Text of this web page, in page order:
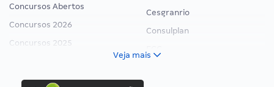
Concursos Abertos
Concursos 2026
Concursos 2025
Concurso Ibama
Cesgranrio
Consulplan
Veja mais